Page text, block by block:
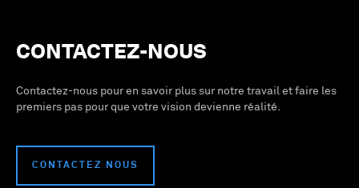
CONTACTEZ-NOUS
Contactez-nous pour en savoir plus sur notre travail et faire les
premiers pas pour que votre vision devienne réalité.
CONTACTEZ NOUS